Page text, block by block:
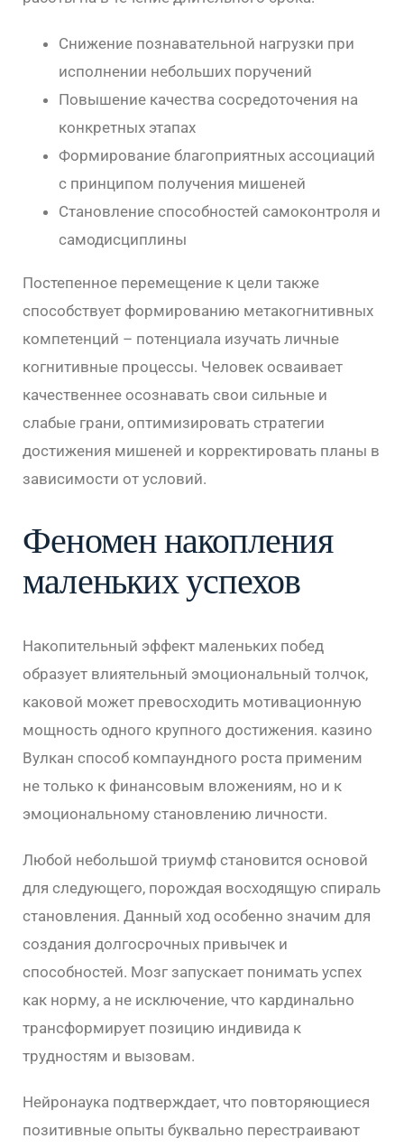
Снижение познавательной нагрузки при
исполнении небольших поручений
Повышение качества сосредоточения на
конкретных этапах
Формирование благоприятных ассоциаций
с принципом получения мишеней
Становление способностей самоконтроля и
самодисциплины
Постепенное перемещение к цели также
способствует формированию метакогнитивных
компетенций – потенциала изучать личные
когнитивные процессы. Человек осваивает
качественнее осознавать свои сильные и
слабые грани, оптимизировать стратегии
достижения мишеней и корректировать планы в
зависимости от условий.
Феномен накопления
маленьких успехов
Накопительный эффект маленьких побед
образует влиятельный эмоциональный толчок,
каковой может превосходить мотивационную
мощность одного крупного достижения. казино
Вулкан способ компаундного роста применим
не только к финансовым вложениям, но и к
эмоциональному становлению личности.
Любой небольшой триумф становится основой
для следующего, порождая восходящую спираль
становления. Данный ход особенно значим для
создания долгосрочных привычек и
способностей. Мозг запускает понимать успех
как норму, а не исключение, что кардинально
трансформирует позицию индивида к
трудностям и вызовам.
Нейронаука подтверждает, что повторяющиеся
позитивные опыты буквально перестраивают